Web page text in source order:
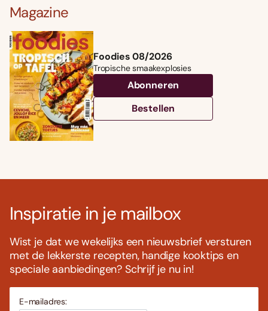
Magazine
Foodies 08/2026
Tropische smaakexplosies
Abonneren
Bestellen
Inspiratie in je mailbox
Wist je dat we wekelijks een nieuwsbrief versturen
met de lekkerste recepten, handige kooktips en
speciale aanbiedingen? Schrijf je nu in!
E-mailadres: